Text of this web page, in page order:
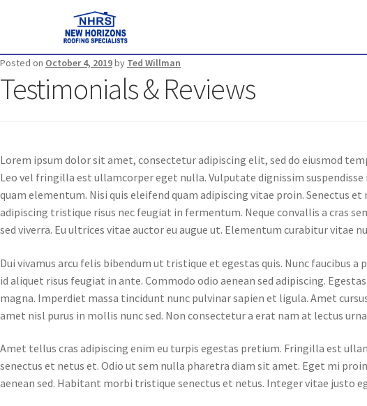
Posted on October 4, 2019by Ted Willman
Testimonials & Reviews
Lorem ipsum dolor sit amet, consectetur adipiscing elit, sed do eiusmod
Leo vel fringilla est ullamcorper eget nulla. Vulputate dignissim
quam elementum. Nisi quis eleifend quam adipiscing vitae proin. Senectus
adipiscing tristique risus nec feugiat in fermentum. Neque convallis a cras
sed viverra. Eu ultrices vitae auctor eu augue ut. Elementum curabitur vitae
Dui vivamus arcu felis bibendum ut tristique et egestas quis. Nunc
id aliquet risus feugiat in ante. Commodo odio aenean sed adipiscing.
magna. Imperdiet massa tincidunt nunc pulvinar sapien et ligula. Amet
amet nisl purus in mollis nunc sed. Non consectetur a erat nam at lectus
Amet tellus cras adipiscing enim eu turpis egestas pretium. Fringilla est
senectus et netus et. Odio ut sem nulla pharetra diam sit amet. Eget mi
aenean sed. Habitant morbi tristique senectus et netus. Integer vitae justo